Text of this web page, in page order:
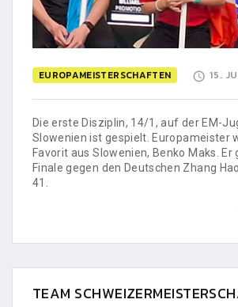
EUROPAMEISTERSCHAFTEN 15.
Die erste Disziplin, 14/1, auf der EM-
Slowenien ist gespielt. Europameister
Favorit aus Slowenien, Benko Maks. Er
Finale gegen den Deutschen Zhang
41.
TEAM